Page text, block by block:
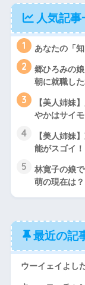
人気記
1 あなたの「
2
郷ひろみの
朝に就職し
3
【美人姉妹
やかはサイ
4
【美人姉妹
能がスゴイ！
5
林寛子の娘
萌の現在は？
最近の記
ウーイェイよし